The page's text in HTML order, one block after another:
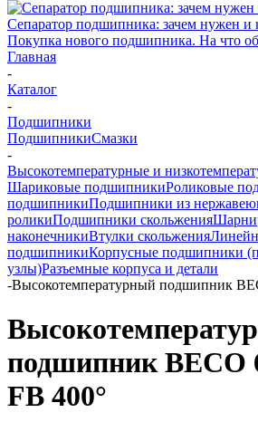
Сепаратор подшипника: зачем нужен и
Покупка нового подшипника. На что
Главная
-
Каталог
-
Подшипники
ПодшипникиСмазки
-
Высокотемпературные и
Шариковые подшипникиРоликовые
подшипникиПодшипники из
роликиПодшипники скольжения
наконечникиВтулки скольжения
подшипникиКорпусные подшипники
узлы)Разъемные корпуса и детали
-Высокотемпературный подшипник
подшипник BECO
FB 400°